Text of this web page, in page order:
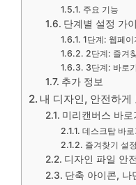
주요 기능
단계별 설정 가
1단계: 웹페이
2단계: 즐겨
3단계: 바로
추가 정보
내 디자인, 안전하게
미리캔버스 바로
데스크탑 바로
즐겨찾기 설정
디자인 파일 안
단축 아이콘, 나